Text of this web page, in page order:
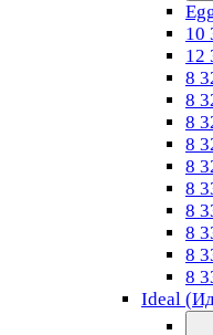
10
12
8
8
8
8
8
8
8
8
8
8
Ideal